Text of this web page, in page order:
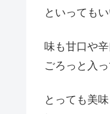
といっても
味も甘口や
ごろっと入
とっても美